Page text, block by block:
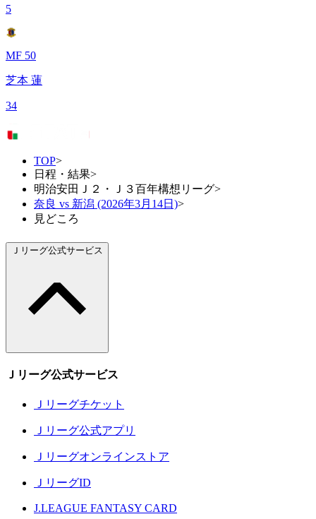
5
MF 50
芝本 蓮
34
TOP>
日程・結果>
明治安田Ｊ２・Ｊ３百年構想リーグ>
奈良 vs 新潟 (2026年3月14日)>
見どころ
Ｊリーグ公式サービス
Ｊリーグ公式サービス
Ｊリーグチケット
Ｊリーグ公式アプリ
Ｊリーグオンラインストア
ＪリーグID
J.LEAGUE FANTASY CARD